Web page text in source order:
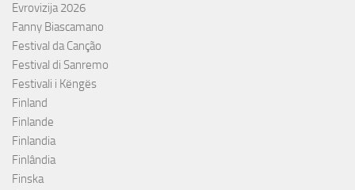
Evrovizija 2026
Fanny Biascamano
Festival da Canção
Festival di Sanremo
Festivali i Këngës
Finland
Finlande
Finlandia
Finlândia
Finska